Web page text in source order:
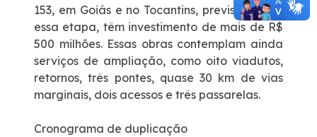
153, em Goiás e no Tocantins, previstas para
essa etapa, têm investimento de mais de R$
500 milhões. Essas obras contemplam ainda
serviços de ampliação, como oito viadutos,
retornos, três pontes, quase 30 km de vias
marginais, dois acessos e três passarelas.
Cronograma de duplicação